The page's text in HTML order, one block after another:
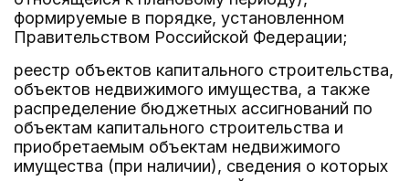
формируемые в порядке, установленном
Правительством Российской Федерации;
реестр объектов капитального строительства,
объектов недвижимого имущества, а также
распределение бюджетных ассигнований по
объектам капитального строительства и
приобретаемым объектам недвижимого
имущества (при наличии), сведения о которых